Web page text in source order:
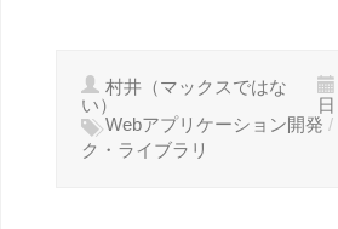
村井（マックスではな
い）
日
Webアプリケーション開発 /
ク・ライブラリ